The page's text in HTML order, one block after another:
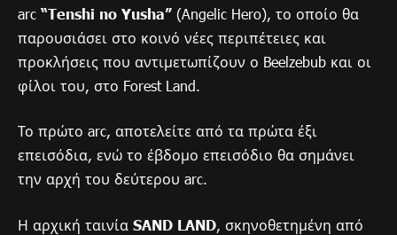
arc “Tenshi no Yusha” (Angelic Hero), το οποίο θα
παρουσιάσει στο κοινό νέες περιπέτειες και
προκλήσεις που αντιμετωπίζουν ο Beelzebub και οι
φίλοι του, στο Forest Land.
Το πρώτο arc, αποτελείτε από τα πρώτα έξι
επεισόδια, ενώ το έβδομο επεισόδιο θα σημάνει
την αρχή του δεύτερου arc.
Η αρχική ταινία SAND LAND, σκηνοθετημένη από